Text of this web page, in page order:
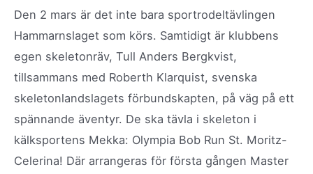
Den 2 mars är det inte bara sportrodeltävlingen
Hammarnslaget som körs. Samtidigt är klubbens
egen skeletonräv, Tull Anders Bergkvist,
tillsammans med Roberth Klarquist, svenska
skeletonlandslagets förbundskapten, på väg på ett
spännande äventyr. De ska tävla i skeleton i
kälksportens Mekka: Olympia Bob Run St. Moritz-
Celerina! Där arrangeras för första gången Master